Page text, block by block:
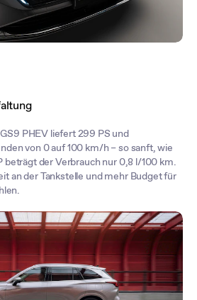
PHEV liefert 299 PS und
von 0 auf 100 km/h – so sanft, wie
beträgt der Verbrauch nur 0,8 l/100 km.
an der Tankstelle und mehr Budget für